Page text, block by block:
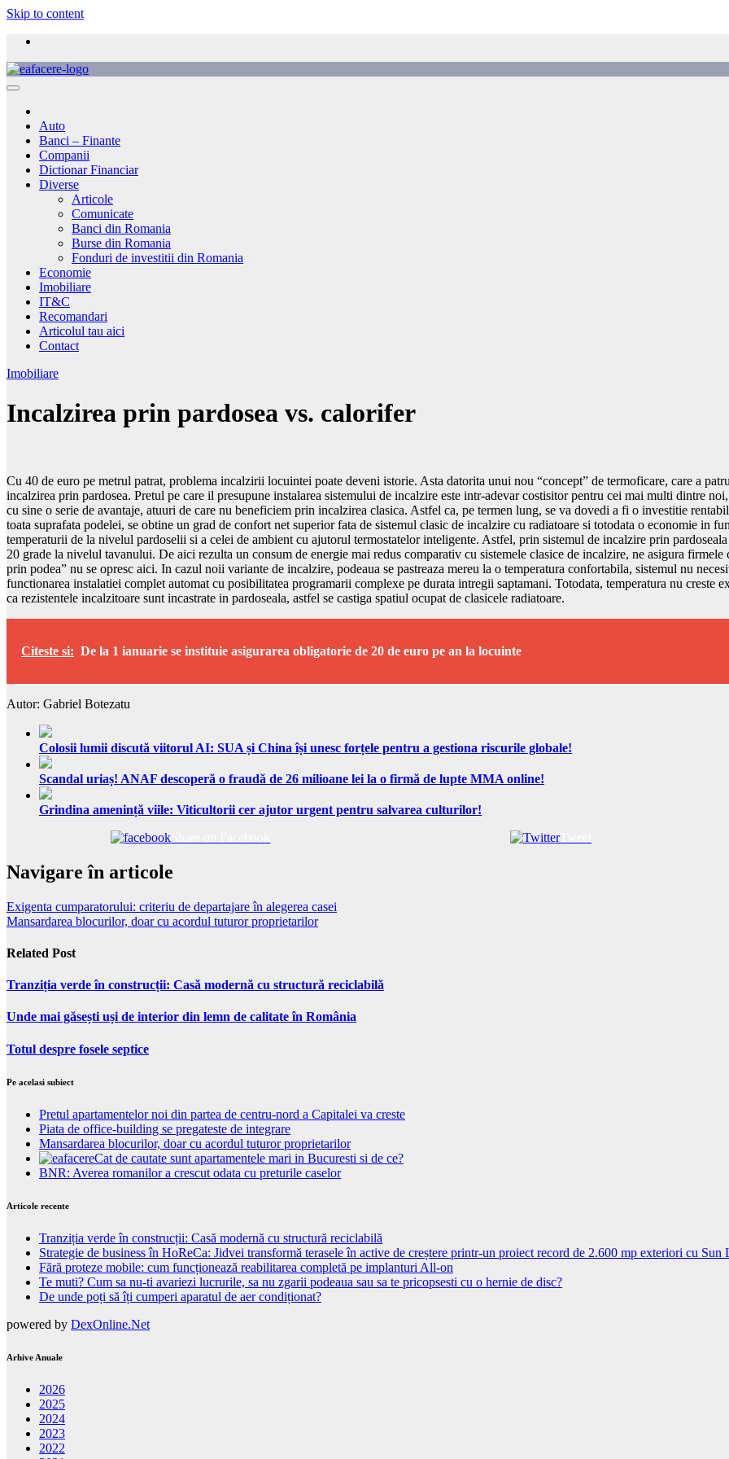
Skip to content
Auto
Banci – Finante
Companii
Dictionar Financiar
Diverse
Articole
Comunicate
Banci din Romania
Burse din Romania
Fonduri de investitii din Romania
Economie
Imobiliare
IT&C
Recomandari
Articolul tau aici
Contact
Imobiliare
Incalzirea prin pardosea vs. calorifer
Cu 40 de euro pe metrul patrat, problema incalzirii locuintei poate deveni istorie. Asta datorita unui nou “concept” de termoficare, care a
incalzirea prin pardosea. Pretul pe care il presupune instalarea sistemului de incalzire este intr-adevar costisitor pentru cei mai multi dintre
cu sine o serie de avantaje, atuuri de care nu beneficiem prin incalzirea clasica. Astfel ca, pe termen lung, se va dovedi a fi o investitie
toata suprafata podelei, se obtine un grad de confort net superior fata de sistemul clasic de incalzire cu radiatoare si totodata o economie in
temperaturii de la nivelul pardoselii si a celei de ambient cu ajutorul termostatelor inteligente. Astfel, prin sistemul de incalzire prin
20 grade la nivelul tavanului. De aici rezulta un consum de energie mai redus comparativ cu sistemele clasice de incalzire, ne asigura
prin podea” nu se opresc aici. In cazul noii variante de incalzire, podeaua se pastreaza mereu la o temperatura confortabila, sistemul nu
functionarea instalatiei complet automat cu posibilitatea programarii complexe pe durata intregii saptamani. Totodata, temperatura nu creste
ca rezistentele incalzitoare sunt incastrate in pardoseala, astfel se castiga spatiul ocupat de clasicele radiatoare.
Citeste si: De la 1 ianuarie se instituie asigurarea obligatorie de 20 de euro pe an la locuinte
Autor: Gabriel Botezatu
Colosii lumii discută viitorul AI: SUA și China își unesc forțele pentru a gestiona riscurile globale!
Scandal uriaș! ANAF descoperă o fraudă de 26 milioane lei la o firmă de lupte MMA online!
Grindina amenință viile: Viticultorii cer ajutor urgent pentru salvarea culturilor!
Tweet
Navigare în articole
Exigenta cumparatorului: criteriu de departajare în alegerea casei
Mansardarea blocurilor, doar cu acordul tuturor proprietarilor
Related Post
Tranziția verde în construcții: Casă modernă cu structură reciclabilă
Unde mai găsești uși de interior din lemn de calitate în România
Totul despre fosele septice
Pe acelasi subiect
Pretul apartamentelor noi din partea de centru-nord a Capitalei va creste
Piata de office-building se pregateste de integrare
Mansardarea blocurilor, doar cu acordul tuturor proprietarilor
Cat de cautate sunt apartamentele mari in Bucuresti si de ce?
BNR: Averea romanilor a crescut odata cu preturile caselor
Articole recente
Tranziția verde în construcții: Casă modernă cu structură reciclabilă
Strategie de business în HoReCa: Jidvei transformă terasele în active de creștere printr-un proiect record de 2.600 mp exteriori cu Sun
Fără proteze mobile: cum funcționează reabilitarea completă pe implanturi All-on
Te muti? Cum sa nu-ti avariezi lucrurile, sa nu zgarii podeaua sau sa te pricopsesti cu o hernie de disc?
De unde poți să îți cumperi aparatul de aer condiționat?
powered by DexOnline.Net
Arhive Anuale
2026
2025
2024
2023
2022